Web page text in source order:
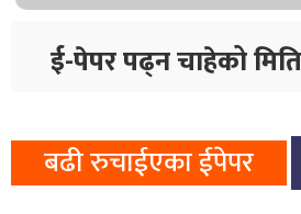
ई-पेपर पढ्न चाहेको
बढी रुचाईएका ईपेपर